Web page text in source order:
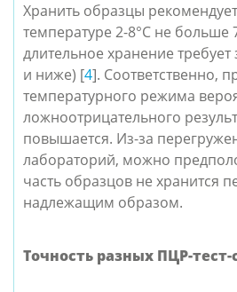
Хранить образцы
температуре 2-8°C не больше
длительное хранение
и ниже) [4]. Соответственно,
температурного режима
ложноотрицательного
повышается. Из-за
лабораторий, можно
часть образцов не хранится
надлежащим образом.
Точность разных ПЦР-